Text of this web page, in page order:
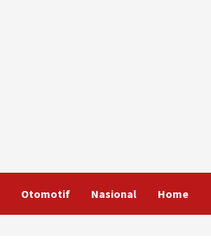
Otomotif Nasional Home